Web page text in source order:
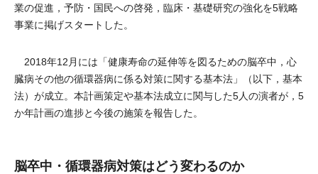
業の促進，予防・国民への啓発，臨床・基礎研究の強化を5戦略
事業に掲げスタートした。
2018年12月には「健康寿命の延伸等を図るための脳卒中，心
臓病その他の循環器病に係る対策に関する基本法」（以下，基本
法）が成立。本計画策定や基本法成立に関与した5人の演者が，5
か年計画の進捗と今後の施策を報告した。
脳卒中・循環器病対策はどう変わるのか